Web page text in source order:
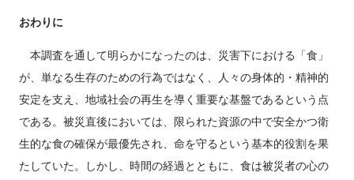
おわりに
本調査を通して明らかになったのは、災害下における「食」
が、単なる生存のための行為ではなく、人々の身体的・精神的
安定を支え、地域社会の再生を導く重要な基盤であるという点
である。被災直後においては、限られた資源の中で安全かつ衛
生的な食の確保が最優先され、命を守るという基本的役割を果
たしていた。しかし、時間の経過とともに、食は被災者の心の